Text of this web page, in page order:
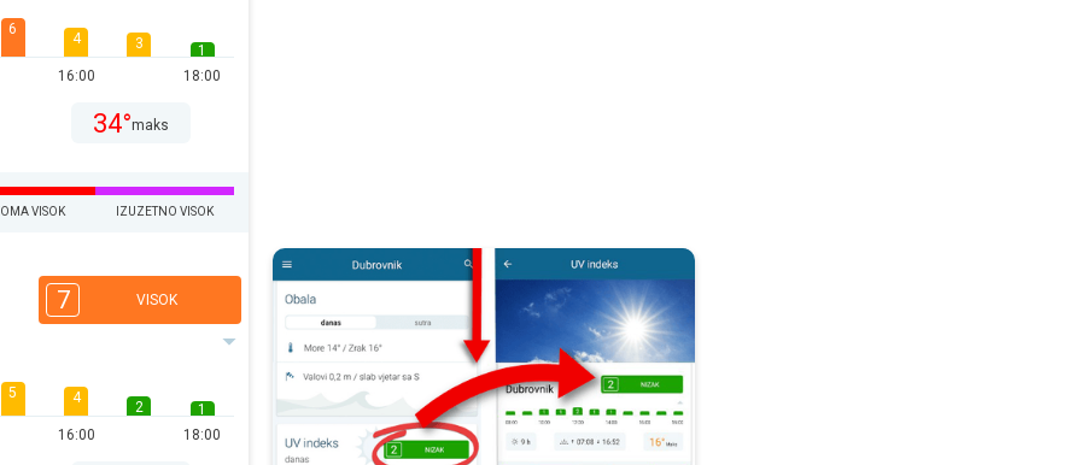
6
4
16:00
3
1
18:00
34°maks
VISOK IZUZETNO VISOK
7 VISOK
5 4
16:00
2
1
18:00
UV zračenje nije štetno samo ljeti. Kako pratiti UV indeks?. . .